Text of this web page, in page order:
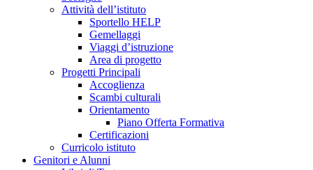
Attività dell’istituto
Sportello HELP
Gemellaggi
Viaggi d’istruzione
Area di progetto
Progetti Principali
Accoglienza
Scambi culturali
Orientamento
Piano Offerta Formativa
Certificazioni
Curricolo istituto
Genitori e Alunni